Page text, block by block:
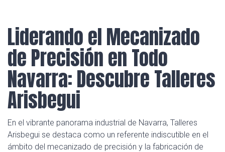
Liderando el Mecanizado
de Precisión en Todo
Navarra: Descubre Talleres
Arisbegui
En el vibrante panorama industrial de Navarra, Talleres
Arisbegui se destaca como un referente indiscutible en el
ámbito del mecanizado de precisión y la fabricación de